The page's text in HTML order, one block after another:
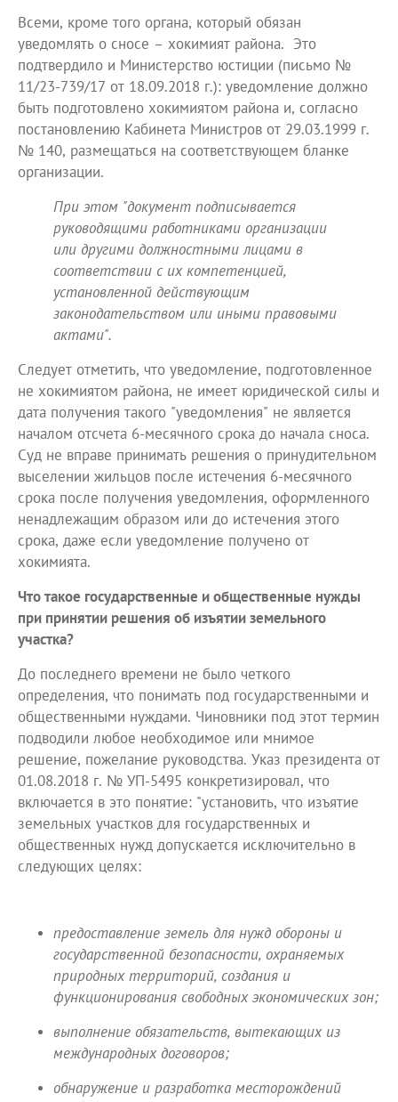
Всеми, кроме того органа, который обязан
уведомлять о сносе – хокимият района. Это
подтвердило и Министерство юстиции (письмо №
11/23-739/17 от 18.09.2018 г.): уведомление должно
быть подготовлено хокимиятом района и, согласно
постановлению Кабинета Министров от 29.03.1999 г.
№ 140, размещаться на соответствующем бланке
организации.
При этом "документ подписывается
руководящими работниками организации
или другими должностными лицами в
соответствии с их компетенцией,
установленной действующим
законодательством или иными правовыми
актами".
Следует отметить, что уведомление, подготовленное
не хокимиятом района, не имеет юридической силы и
дата получения такого "уведомления" не является
началом отсчета 6-месячного срока до начала сноса.
Суд не вправе принимать решения о принудительном
выселении жильцов после истечения 6-месячного
срока после получения уведомления, оформленного
ненадлежащим образом или до истечения этого
срока, даже если уведомление получено от
хокимията.
Что такое государственные и общественные нужды
при принятии решения об изъятии земельного
участка?
До последнего времени не было четкого
определения, что понимать под государственными и
общественными нуждами. Чиновники под этот термин
подводили любое необходимое или мнимое
решение, пожелание руководства. Указ президента от
01.08.2018 г. № УП-5495 конкретизировал, что
включается в это понятие: "установить, что изъятие
земельных участков для государственных и
общественных нужд допускается исключительно в
следующих целях:
предоставление земель для нужд обороны и
государственной безопасности, охраняемых
природных территорий, создания и
функционирования свободных экономических зон;
выполнение обязательств, вытекающих из
международных договоров;
обнаружение и разработка месторождений